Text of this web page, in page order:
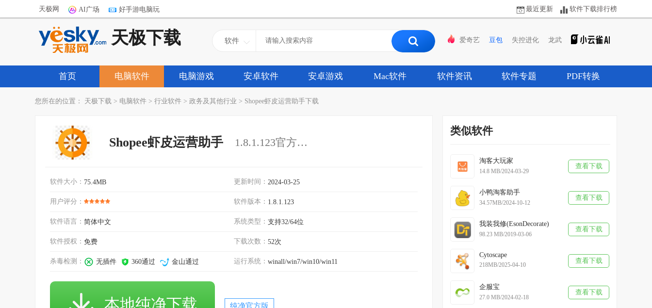
天极网 AI广场 好手游电脑玩 最近更新 软件下载排行榜
天极下载 软件 爱奇艺 豆包 失控进化 龙武
首页 电脑软件 电脑游戏 安卓软件 安卓游戏 Mac软件 软件资讯 软件专题 PDF转换
您所在的位置： 天极下载 > 电脑软件 > 行业软件 > 政务及其他行业 > Shopee虾皮运营助手下载
Shopee虾皮运营助手 1.8.1.123官方正式版
软件大小： 75.4MB 更新时间： 2024-03-25
用户评分： 软件版本： 1.8.1.123
软件语言： 简体中文 系统类型： 支持32/64位
软件授权： 免费 下载次数： 52次
杀毒检测： 无插件 360通过 金山通过 运行系统： winall/win7/win10/win11
本地纯净下载 纯净官方版
类似软件
淘客大玩家
14.8 MB/2024-03-29
查看下载
小鸭淘客助手
34.57MB/2024-10-12
查看下载
我装我修(EsonDecorate)
98.23 MB/2019-03-06
查看下载
Cytoscape
218MB/2025-04-10
查看下载
企服宝
27.0 MB/2024-02-18
查看下载